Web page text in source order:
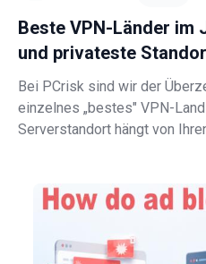
Beste VPN-Länder im
und privateste
Bei PCrisk sind wir der
einzelnes „bestes" VPN-
Serverstandort hängt von
Streaming-Bibliotheken Sie